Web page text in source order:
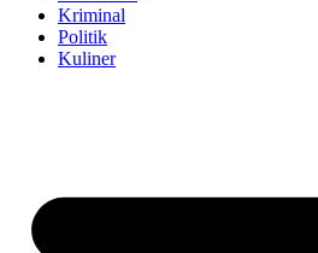
Kriminal
Politik
Kuliner